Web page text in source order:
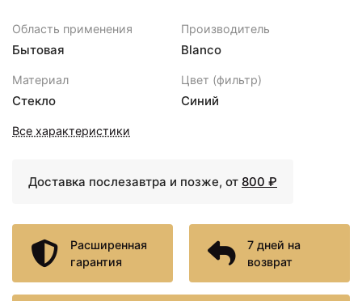
12557 ₽
Разделочная доска
43,3х25х2,35 см Blanco
13075 ₽
Разделочная доска
41х33,5х2,4 см Blanco
Область применения
Бытовая
Производитель
Blanco
Материал
Стекло
Цвет (фильтр)
Синий
Все характеристики
Доставка послезавтра и позже, от 800 ₽
Расширенная
гарантия
7 дней на
возврат